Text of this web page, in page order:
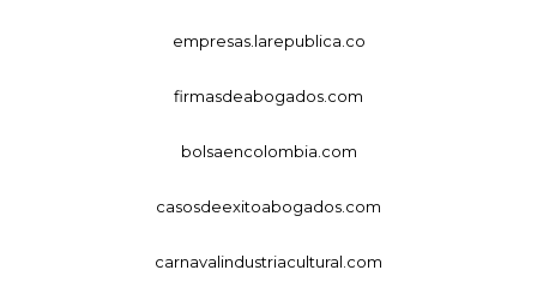
empresas.larepublica.co
firmasdeabogados.com
bolsaencolombia.com
casosdeexitoabogados.com
carnavalindustriacultural.com